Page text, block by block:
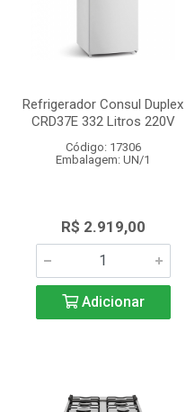
Refrigerador Consul Duplex
CRD37E 332 Litros 220V
Código: 17306
Embalagem: UN/1
R$ 2.919,00
Adicionar